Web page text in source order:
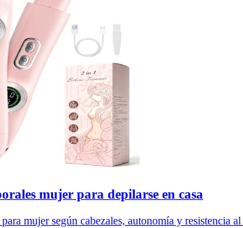
mujer para depilarse en casa
mujer según cabezales, autonomía y resistencia